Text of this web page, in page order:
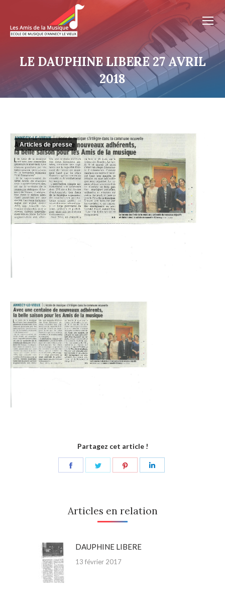
LE DAUPHINE LIBERE 27 AVRIL
2018
Articles de presse
Partagez cet article !
Articles en relation
DAUPHINE LIBERE
13 février 2017